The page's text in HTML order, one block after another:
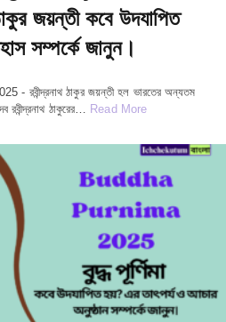
জয়ন্তী কবে উদযাপিত
সম্পর্কে জানুন।
রবীন্দ্রনাথ ঠাকুর জয়ন্তী হল ভারতের অন্যতম
রবীন্দ্রনাথ ঠাকুরের… Read More